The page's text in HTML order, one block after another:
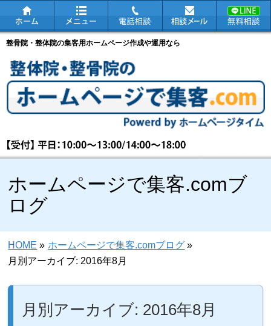
整骨院・整体院の集客用ホームページ作成や運用なら
ホームページで集客.comブ
ログ
HOME » ホームページで集客.comブログ »
月別アーカイブ: 2016年8月
月別アーカイブ: 2016年8月